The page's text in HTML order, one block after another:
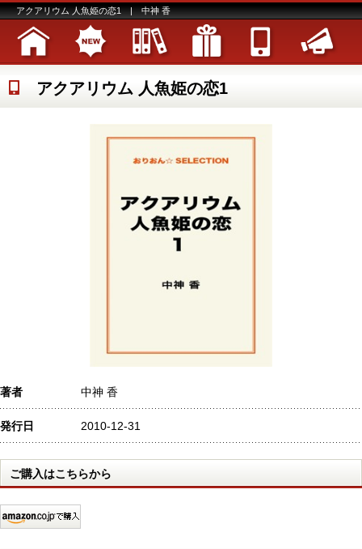
アクアリウム 人魚姫の恋1 | 中神 香
アクアリウム 人魚姫の恋1
著者 中神 香
発行日 2010-12-31
ご購入はこちらから